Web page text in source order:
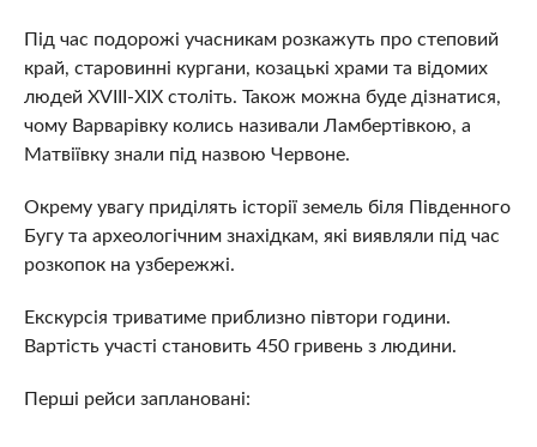
Під час подорожі учасникам розкажуть про степовий
край, старовинні кургани, козацькі храми та відомих
людей XVIII-XIX століть. Також можна буде дізнатися,
чому Варварівку колись називали Ламбертівкою, а
Матвіївку знали під назвою Червоне.
Окрему увагу приділять історії земель біля Південного
Бугу та археологічним знахідкам, які виявляли під час
розкопок на узбережжі.
Екскурсія триватиме приблизно півтори години.
Вартість участі становить 450 гривень з людини.
Перші рейси заплановані: